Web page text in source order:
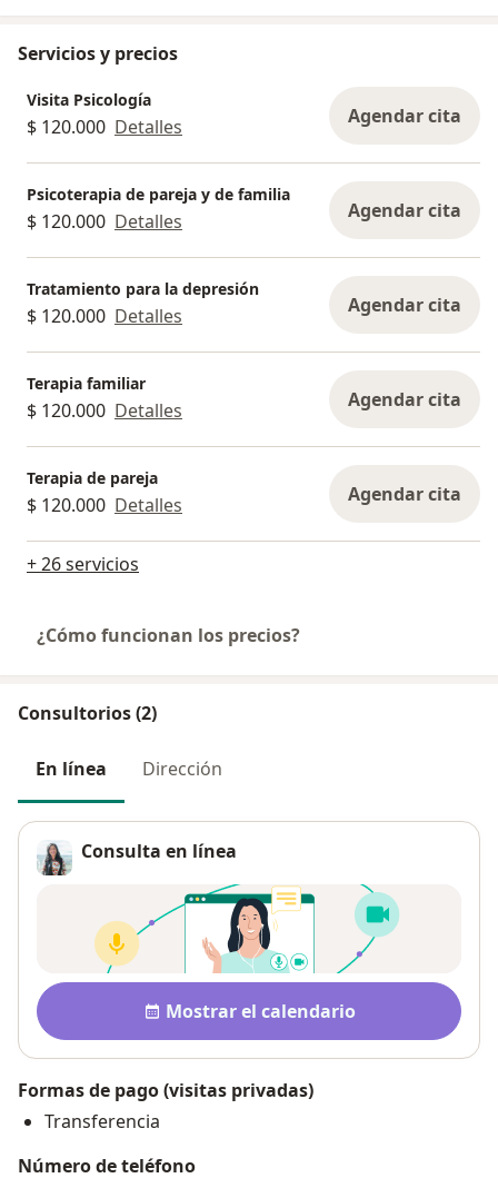
Servicios y precios
Visita Psicología
$ 120.000 Detalles Agendar cita
Psicoterapia de pareja y de familia
$ 120.000 Detalles Agendar cita
Tratamiento para la depresión
$ 120.000 Detalles Agendar cita
Terapia familiar
$ 120.000 Detalles Agendar cita
Terapia de pareja
$ 120.000 Detalles Agendar cita
+ 26 servicios
¿Cómo funcionan los precios?
Consultorios (2)
En línea Dirección
Consulta en línea
Disponibilidad
Mostrar el calendario
Formas de pago (visitas privadas)
Transferencia
Número de teléfono